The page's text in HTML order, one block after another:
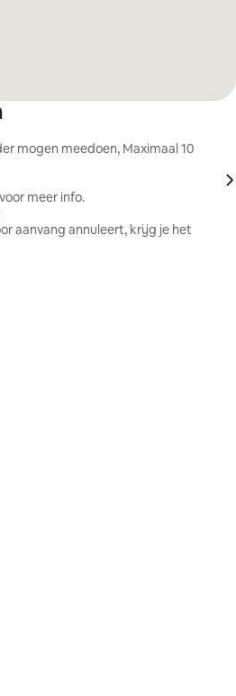
mogen meedoen, Maximaal 10
meer info.
aanvang annuleert, krijg je het